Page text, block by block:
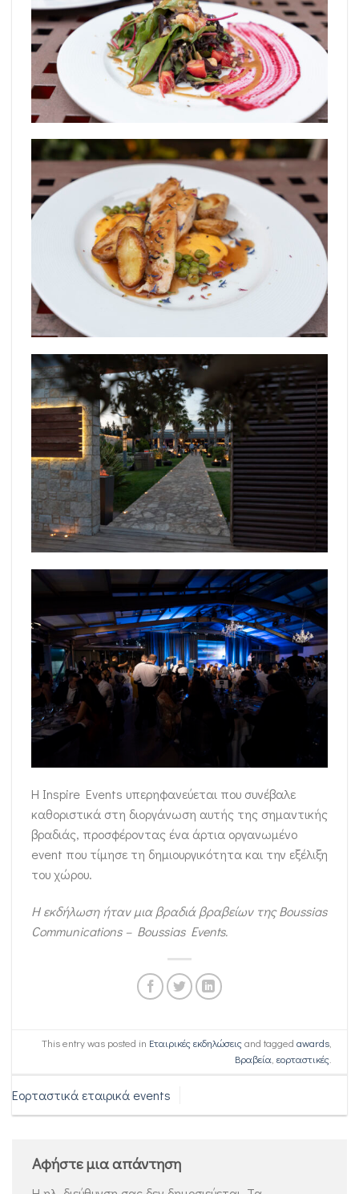
Η Inspire Events υπερηφανεύεται που συνέβαλε
καθοριστικά στη διοργάνωση αυτής της σημαντικής
βραδιάς, προσφέροντας ένα άρτια οργανωμένο
event που τίμησε τη δημιουργικότητα και την εξέλιξη
του χώρου.
Η εκδήλωση ήταν μια βραδιά βραβείων της Boussias
Communications – Boussias Events.
This entry was posted in Εταιρικές εκδηλώσειςand tagged awards,
Βραβεία, εορταστικές.
Εορταστικά εταιρικά events
Αφήστε μια απάντηση